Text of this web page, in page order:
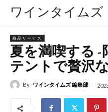
ワインタイムズ
商品サービス
夏を満喫する -
テントで贅沢
By ワインタイムズ 編集部